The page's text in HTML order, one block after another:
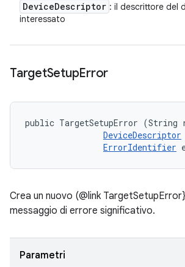
DeviceDescriptor : il descrittore del
interessato
TargetSetupError
public TargetSetupError (String
DeviceDescriptor
ErrorIdentifier
Crea un nuovo (@link
messaggio di errore significativo.
Parametri